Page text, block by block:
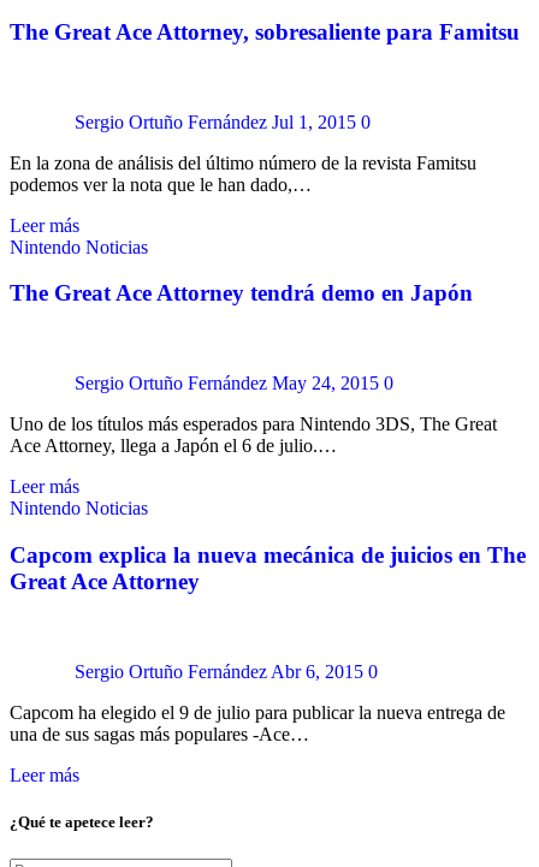
The Great Ace Attorney, sobresaliente para Famitsu
Sergio Ortuño Fernández Jul 1, 2015 0
En la zona de análisis del último número de la revista Famitsu
podemos ver la nota que le han dado,…
Leer más
Nintendo Noticias
The Great Ace Attorney tendrá demo en Japón
Sergio Ortuño Fernández May 24, 2015 0
Uno de los títulos más esperados para Nintendo 3DS, The Great
Ace Attorney, llega a Japón el 6 de julio.…
Leer más
Nintendo Noticias
Capcom explica la nueva mecánica de juicios en The
Great Ace Attorney
Sergio Ortuño Fernández Abr 6, 2015 0
Capcom ha elegido el 9 de julio para publicar la nueva entrega de
una de sus sagas más populares -Ace…
Leer más
¿Qué te apetece leer?